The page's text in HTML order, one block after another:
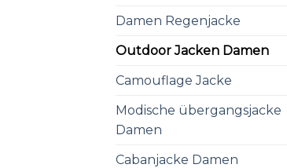
Damen Regenjacke
Outdoor Jacken Damen
Camouflage Jacke
Modische übergangsjacke
Damen
Cabanjacke Damen